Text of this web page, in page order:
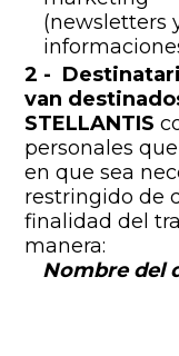
(newsletters
2 -
van
STELLANTIS
personales
en que sea
restringido de
finalidad del
manera:
Nombre del